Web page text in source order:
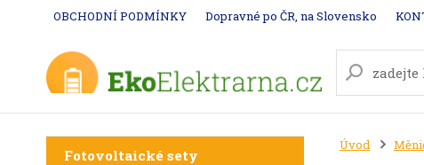
OBCHODNÍ PODMÍNKY Dopravné po ČR, na Slovensko
Fotovoltaické sety
Úvod